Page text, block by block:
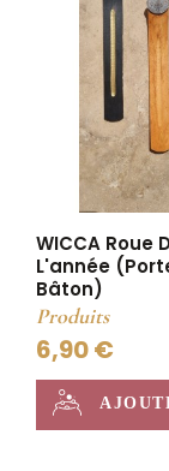
WICCA Roue
L'année
Bâton)
Produits
6,90 €